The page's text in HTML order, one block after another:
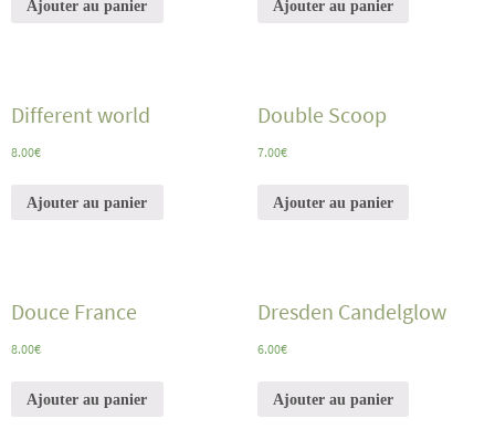
Ajouter au panier Ajouter au panier
Different world
8.00€
Ajouter au panier
Double Scoop
7.00€
Ajouter au panier
Douce France
8.00€
Ajouter au panier
Dresden Candelglow
6.00€
Ajouter au panier